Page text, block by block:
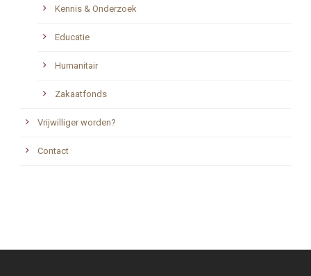
Kennis & Onderzoek
Educatie
Humanitair
Zakaatfonds
Vrijwilliger worden?
Contact